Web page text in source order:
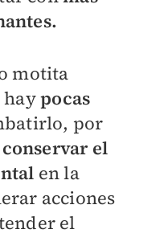
motita
haypocas
por
conservar el
en la
acciones
el